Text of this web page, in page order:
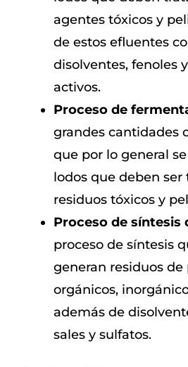
agentes tóxicos y
de estos efluentes
disolventes, fenoles
activos.
Proceso de
grandes cantidades
que por lo general
lodos que deben ser
residuos tóxicos y
Proceso de síntesis
proceso de síntesis
generan residuos
orgánicos,
además de
sales y sulfatos.